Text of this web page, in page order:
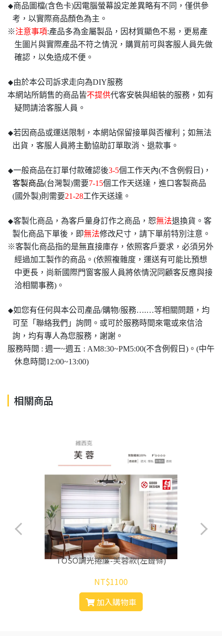
◆商品圖檔(含色卡)因電腦螢幕設定差異略有不同，僅供參
考，以實際商品顏色為主。
※注意事項:產品多為金屬製品，因材質顯色不易，更易產
生圖片與實際產品不符之情況，購買前可與客服人員先做
確認，以免造成不便。
◆由於本公司訴求走向為DIY服務
本網站所銷售的商品皆不提供代客安裝與組裝的服務，如有
疑問請洽客服人員。
◆若因商品或運送限制，本網站保留接單與否權利；如無法
出貨，客服人員將主動協助訂單取消、退款事。
◆一般商品在訂單付款確認後3-5個工作天內(不含例假日)，
客製商品(台灣製)需要7-15個工作天送達，進口客製商品
(國外製)則需要21-28工作天送達。
◆客製化商品，為客戶量身訂作之商品，恕無法退換貨。客
製化商品下單後，即無法修改尺寸，請下單前特別注意。
※客製化商品指的是無直接庫存，依照客戶要求，必須另外
經過加工製作的商品。(依照複雜度，運送有可能比預想
中更長，尚新國際門窗客服人員將依情況同顧客反應與接
洽相關事務)。
◆如您有任何與本公司產品/購物/服務….…等相關問題，均
可至「聯絡我們」詢問。或可於服務時間來電或來信洽
詢，均有專人為您服務，謝謝。
服務時間 : 週一~週五 : AM8:30~PM5:00(不含例假日)。(中午
休息時間12:00~13:00)
相關商品
TOSO調光捲簾-芙蓉款(左鏈條)
NT$1100
加入購物車